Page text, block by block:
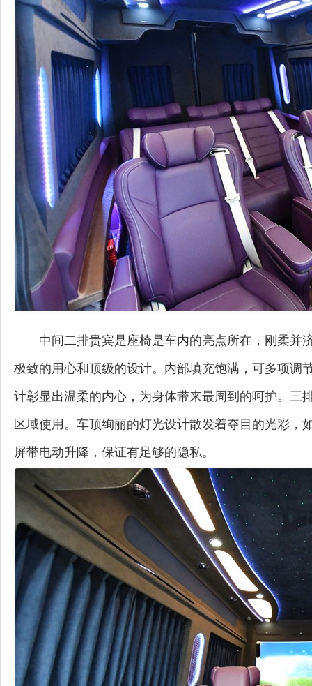
中间二排贵宾是座椅是车内的亮点所在，刚柔
极致的用心和顶级的设计。内部填充饱满，可多项
计彰显出温柔的内心，为身体带来最周到的呵护。
区域使用。车顶绚丽的灯光设计散发着夺目的光彩
屏带电动升降，保证有足够的隐私。